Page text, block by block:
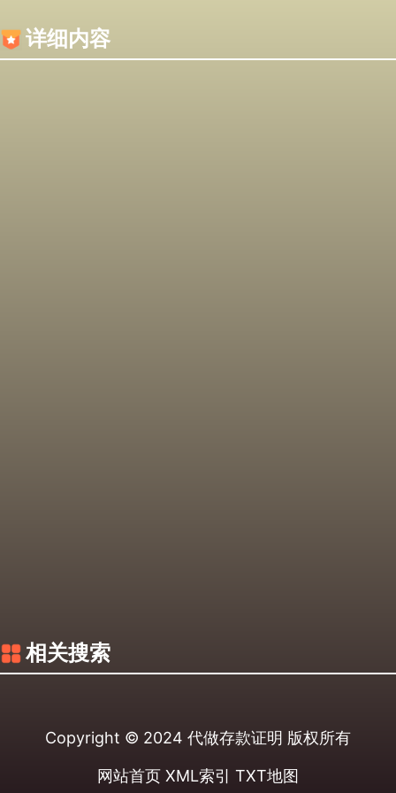
详细内容
相关搜索
Copyright © 2024 代做存款证明 版权所有
网站首页 XML索引 TXT地图